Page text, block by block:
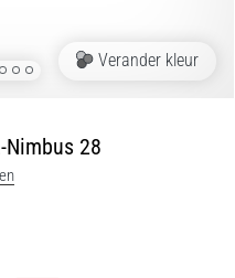
Verander kleur
Nimbus 28